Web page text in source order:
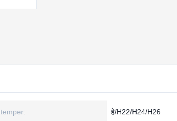
temper: हे/H22/H24/H26